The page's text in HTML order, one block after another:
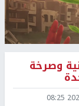
وصرخة